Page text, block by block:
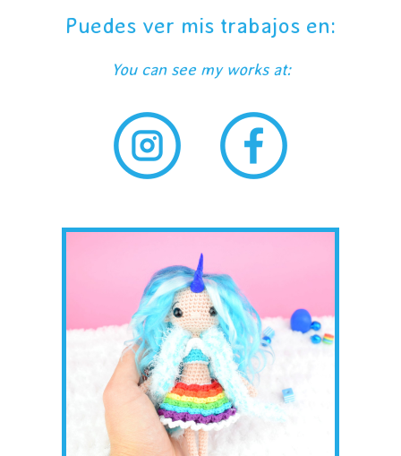
Puedes ver mis trabajos en:
You can see my works at: